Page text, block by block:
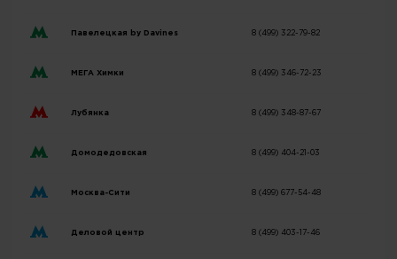
Павелецкая by Davines 8 (499) 322-79-82
МЕГА Химки 8 (499) 346-72-23
Лубянка 8 (499) 348-87-67
Домодедовская 8 (499) 404-21-03
Москва-Сити 8 (499) 677-54-48
Деловой центр 8 (499) 403-17-46